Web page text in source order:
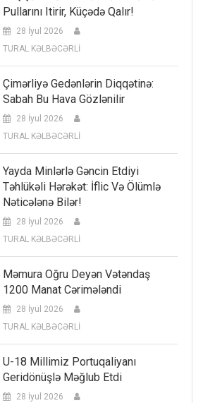
Pullarını Itirir, Küçədə Qalır!
28 İyul 2026
TURAL KƏLBƏCƏRLİ
Çimərliyə Gedənlərin Diqqətinə:
Sabah Bu Hava Gözlənilir
28 İyul 2026
TURAL KƏLBƏCƏRLİ
Yayda Minlərlə Gəncin Etdiyi
Təhlükəli Hərəkət: İflic Və Ölümlə
Nəticələnə Bilər!
28 İyul 2026
TURAL KƏLBƏCƏRLİ
Məmura Oğru Deyən Vətəndaş
1200 Manat Cərimələndi
28 İyul 2026
TURAL KƏLBƏCƏRLİ
U-18 Millimiz Portuqaliyanı
Geridönüşlə Məğlub Etdi
28 İyul 2026